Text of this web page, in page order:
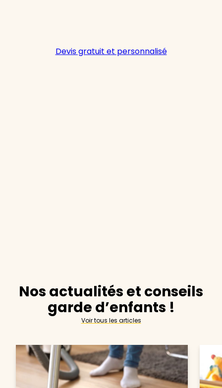
Devis gratuit et personnalisé
Nos actualités et conseils
garde d’enfants !
Voir tous les articles